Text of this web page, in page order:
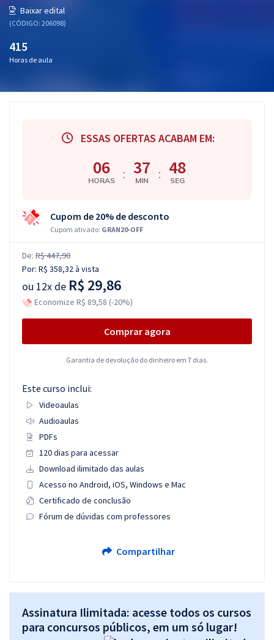
OAB
Conteúdo gratuito
Baixar edital
(CÓDIGO: 206098)
415
Horas de aula
ESSAS OFERTAS ACABAM EM:
06
HORAS : 37
MIN : 47
SEG
Cupom de 20% de desconto
Cupom ativado: GRAN20-OFF
De: R$ 447,90
Por: R$ 358,32à vista
ou 12x de R$ 29,86
Economize R$ 89,58 (-20%)
Comprar agora
Garantia de devolução do dinheiro em 7 dias.
Este curso inclui:
Videoaulas
Audioaulas
PDFs
120 dias para acessar
Download ilimitado das aulas
Acesso no Android, iOS, Windows e Mac
Certificado de conclusão
Fórum de dúvidas com professores
Compartilhar
Assinatura Ilimitada: acesse todos os cursos
para concursos públicos, em um só lugar!